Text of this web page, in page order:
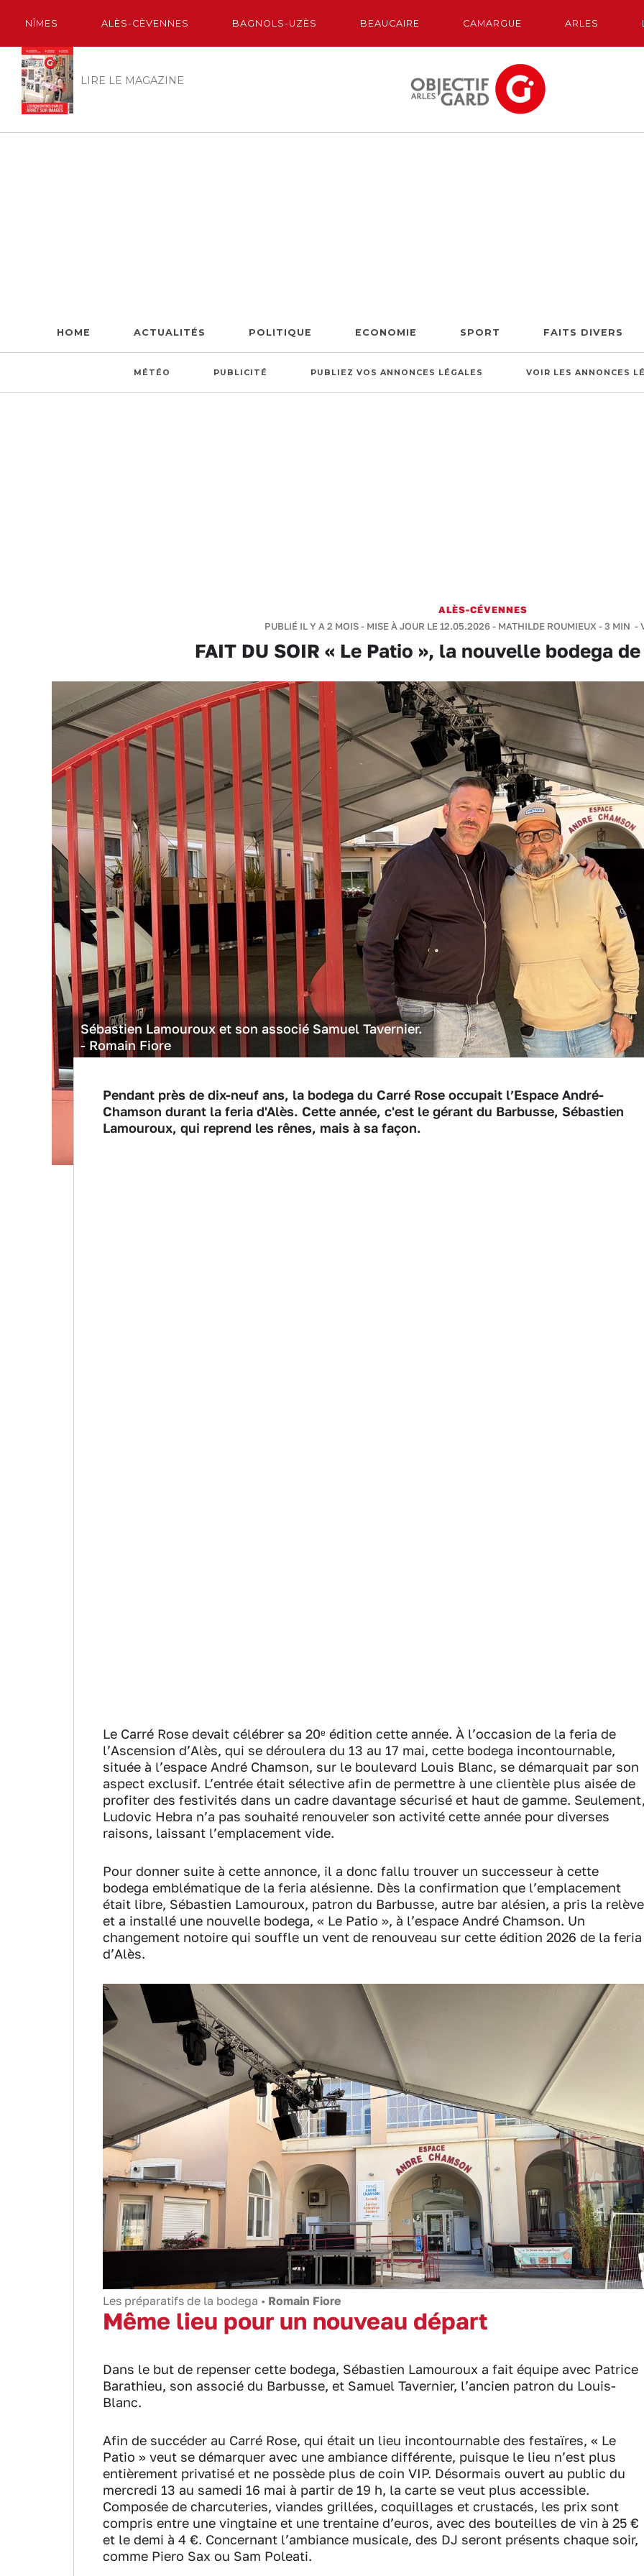
NÎMES ALÈS-CÈVENNES BAGNOLS-UZÈS BEAUCAIRE CAMARGUE ARLES
LIRE LE MAGAZINE
HOME ACTUALITÉS POLITIQUE ECONOMIE SPORT FAITS DIVERS
MÉTÉO PUBLICITÉ PUBLIEZ VOS ANNONCES LÉGALES VOIR LES ANNONCES
ALÈS-CÉVENNES
PUBLIÉ IL Y A 2 MOIS - MISE À JOUR LE 12.05.2026 - MATHILDE ROUMIEUX -3 MIN -
FAIT DU SOIR « Le Patio », la nouvelle bodega
Sébastien Lamouroux et son associé Samuel Tavernier.
- Romain Fiore
Pendant près de dix-neuf ans, la bodega du Carré Rose occupait l’Espace André-
Chamson durant la feria d'Alès. Cette année, c'est le gérant du Barbusse, Sébastien
Lamouroux, qui reprend les rênes, mais à sa façon.
Le Carré Rose devait célébrer sa 20ᵉ édition cette année. À l’occasion de la feria de
l’Ascension d’Alès, qui se déroulera du 13 au 17 mai, cette bodega incontournable,
située à l’espace André Chamson, sur le boulevard Louis Blanc, se démarquait par son
aspect exclusif. L’entrée était sélective afin de permettre à une clientèle plus aisée de
profiter des festivités dans un cadre davantage sécurisé et haut de gamme.
Ludovic Hebra n’a pas souhaité renouveler son activité cette année pour diverses
raisons, laissant l’emplacement vide.
Pour donner suite à cette annonce, il a donc fallu trouver un successeur à cette
bodega emblématique de la feria alésienne. Dès la confirmation que l’emplacement
était libre, Sébastien Lamouroux, patron du Barbusse, autre bar alésien, a pris la relève
et a installé une nouvelle bodega, « Le Patio », à l’espace André Chamson. Un
changement notoire qui souffle un vent de renouveau sur cette édition 2026 de la feria
d’Alès.
Les préparatifs de la bodega • Romain Fiore
Même lieu pour un nouveau départ
Dans le but de repenser cette bodega, Sébastien Lamouroux a fait équipe avec Patrice
Barathieu, son associé du Barbusse, et Samuel Tavernier, l’ancien patron du Louis-
Blanc.
Afin de succéder au Carré Rose, qui était un lieu incontournable des festaïres, « Le
Patio » veut se démarquer avec une ambiance différente, puisque le lieu n’est plus
entièrement privatisé et ne possède plus de coin VIP. Désormais ouvert au public du
mercredi 13 au samedi 16 mai à partir de 19 h, la carte se veut plus accessible.
Composée de charcuteries, viandes grillées, coquillages et crustacés, les prix sont
compris entre une vingtaine et une trentaine d’euros, avec des bouteilles de vin à 25 €
et le demi à 4 €. Concernant l’ambiance musicale, des DJ seront présents chaque soir,
comme Piero Sax ou Sam Poleati.